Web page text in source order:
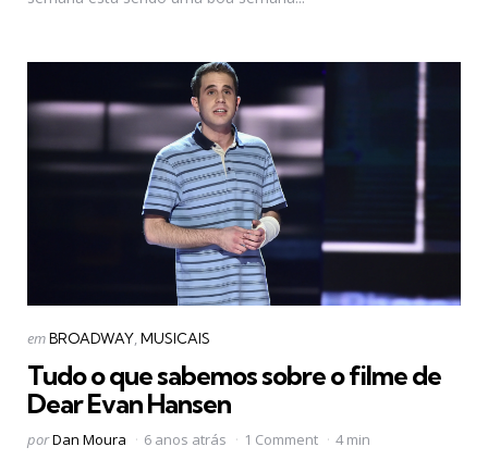
Categorias
Postado
emBROADWAY MUSICAIS
Tudo o que sabemos sobre o filme de
Dear Evan Hansen
Postado
porDan Moura 6 anos atrás 1 Comment 4 min